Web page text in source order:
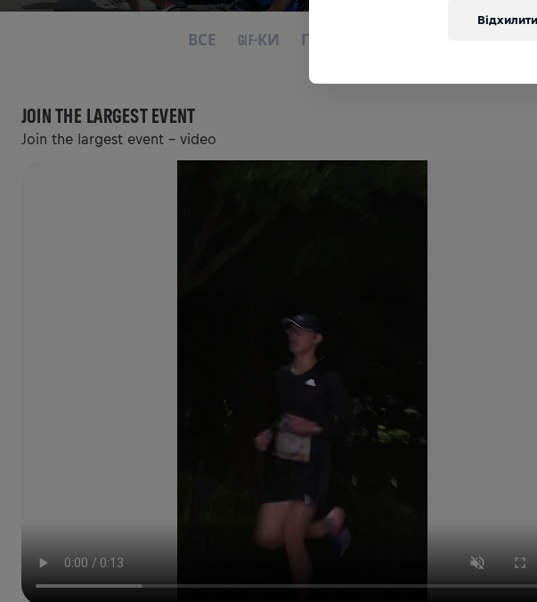
ВСЕ GIF-КИ ГРАФІКА
JOIN THE LARGEST EVENT
Join the largest event - video